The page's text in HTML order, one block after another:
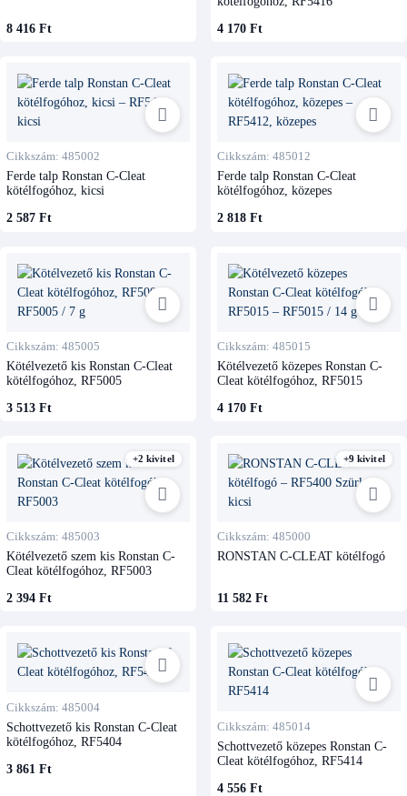
8 416 Ft
4 170 Ft
Cikkszám: 485002
Ferde talp Ronstan C-Cleat
kötélfogóhoz, kicsi
2 587 Ft
Cikkszám: 485012
Ferde talp Ronstan C-Cleat
kötélfogóhoz, közepes
2 818 Ft
Cikkszám: 485005
Kötélvezető kis Ronstan C-Cleat
kötélfogóhoz, RF5005
3 513 Ft
Cikkszám: 485015
Kötélvezető közepes Ronstan C-
Cleat kötélfogóhoz, RF5015
4 170 Ft
+2 kivitel
Cikkszám: 485003
Kötélvezető szem kis Ronstan C-
Cleat kötélfogóhoz, RF5003
2 394 Ft
+9 kivitel
Cikkszám: 485000
RONSTAN C-CLEAT kötélfogó
11 582 Ft
Cikkszám: 485004
Schottvezető kis Ronstan C-Cleat
kötélfogóhoz, RF5404
3 861 Ft
Cikkszám: 485014
Schottvezető közepes Ronstan C-
Cleat kötélfogóhoz, RF5414
4 556 Ft